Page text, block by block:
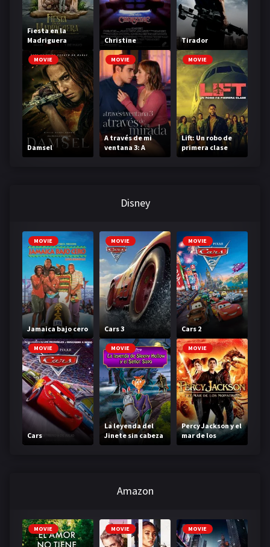
Fiesta en la
Madriguera
Christine Tirador
MOVIE
Damsel
MOVIE
A través de mi
ventana 3: A
través de tu
MOVIE
Lift: Un robo de
primera clase
Disney
MOVIE
Jamaica bajo cero
MOVIE
Cars 3
MOVIE
Cars 2
MOVIE
Cars
MOVIE
La leyenda del
Jinete sin cabeza
MOVIE
Percy Jackson y el
mar de los
monstruos
Amazon
MOVIE MOVIE MOVIE